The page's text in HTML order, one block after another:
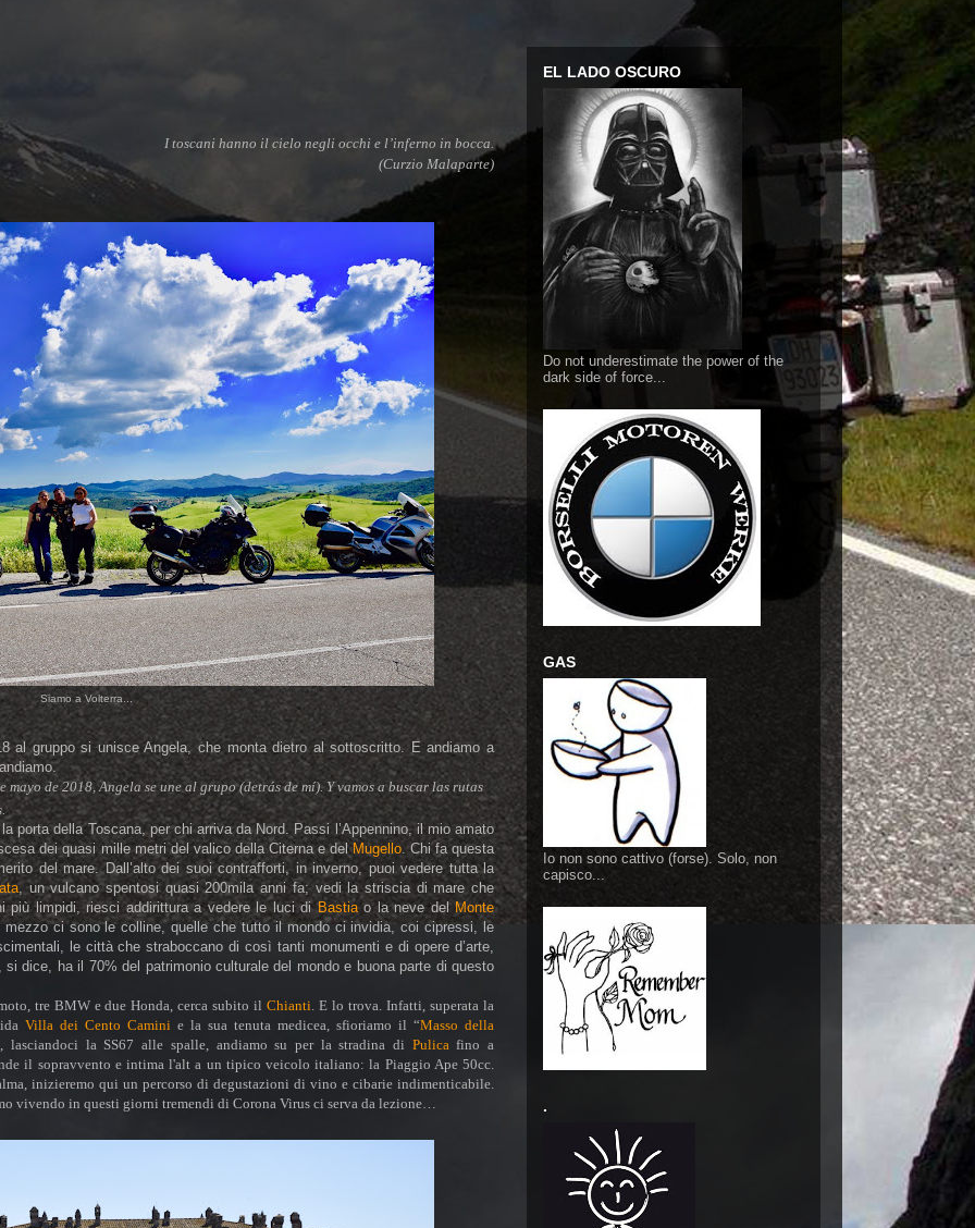
I toscani hanno il cielo negli occhi e l’inferno in bocca.
(Curzio Malaparte)
Siamo a Volterra...
al gruppo si unisce Angela, che monta dietro al sottoscritto. E andiamo a
de 2018, Angela se une al grupo (detrás de mí). Y vamos a buscar las rutas
porta della Toscana, per chi arriva da Nord. Passi l’Appennino, il mio amato
dei quasi mille metri del valico della Citerna e del Mugello. Chi fa questa
del mare. Dall’alto dei suoi contrafforti, in inverno, puoi vedere tutta la
, un vulcano spentosi quasi 200mila anni fa; vedi la striscia di mare che
più limpidi, riesci addirittura a vedere le luci diBastiao la neve delMonte
mezzo ci sono le colline, quelle che tutto il mondo ci invidia, coi cipressi, le
le città che straboccano di così tanti monumenti e di opere d’arte,
dice, ha il 70% del patrimonio culturale del mondo e buona parte di questo
tre BMW e due Honda, cerca subito ilChianti . E lo trova. Infatti, superata la
Villa dei Cento Camini e la sua tenuta medicea, sfioriamo il “Masso della
lasciandoci la SS67 alle spalle, andiamo su per la stradina di Pulica fino a
il sopravvento e intima l'alt a un tipico veicolo italiano: la Piaggio Ape 50cc.
inizieremo qui un percorso di degustazioni di vino e cibarie indimenticabile.
vivendo in questi giorni tremendi di Corona Virus ci serva da lezione…
EL LADO OSCURO
Do not underestimate the power of the
dark side of force...
GAS
Io non sono cattivo (forse). Solo, non
capisco...
.